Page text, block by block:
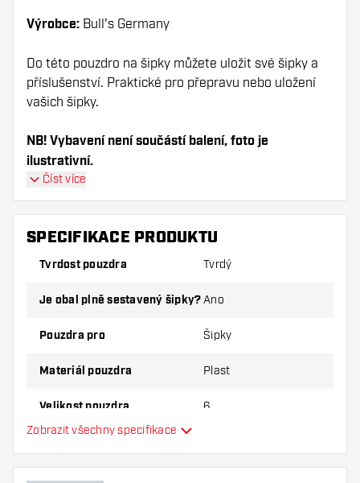
Výrobce: Bull's Germany
Do této pouzdro na šipky můžete uložit své šipky a
příslušenství. Praktické pro přepravu nebo uložení
vašich šipky.
NB! Vybavení není součástí balení, foto je
ilustrativní.
Číst více
SPECIFIKACE PRODUKTU
Tvrdost pouzdra Tvrdý
Je obal plně sestavený šipky?Ano
Pouzdra pro Šipky
Materiál pouzdra Plast
Velikost pouzdra 6
Zobrazit všechny specifikace